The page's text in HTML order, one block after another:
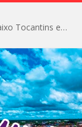
Igarapé-Miri conquista o melhor IDEB do Baixo Tocantins e avança na qualidade da educação pública